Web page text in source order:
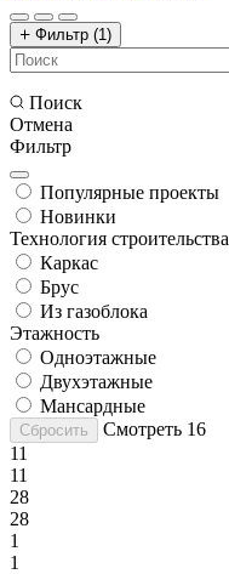
Фильтр (1)
Поиск
Отмена
Фильтр
Популярные проекты
Новинки
Технология строительства
Каркас
Брус
Из газоблока
Этажность
Одноэтажные
Двухэтажные
Мансардные
Сбросить Смотреть 16
11
11
28
28
1
1